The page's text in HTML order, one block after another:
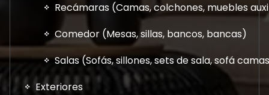
Recámaras (Camas, colchones, muebles
Comedor (Mesas, sillas, bancos, bancas)
Salas (Sofás, sillones, sets de sala, sofá
Exteriores